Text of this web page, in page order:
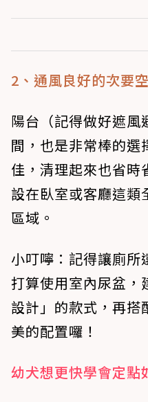
2、通風良好的次要
陽台（記得做好遮風
間，也是非常棒的選
佳，清理起來也省時
設在臥室或客廳這類
區域。
小叮嚀： 記得讓廁所
打算使用室內尿盆，
設計」的款式，再搭
美的配置囉！
幼犬想更快學會定點